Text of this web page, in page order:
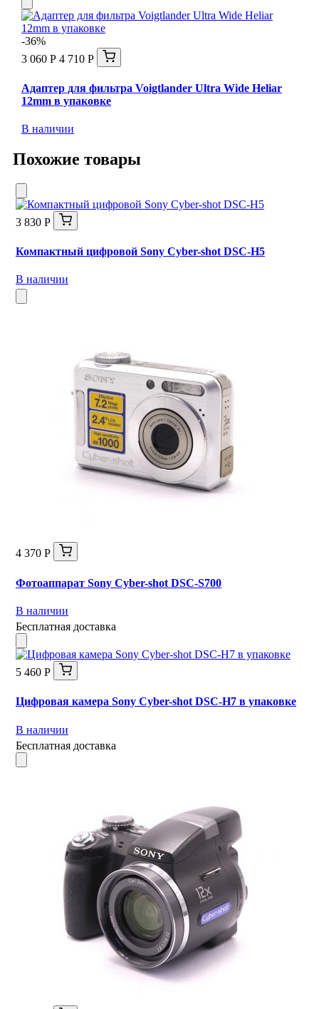
-36%
3 060 Р 4 710 Р
Адаптер для фильтра Voigtlander Ultra Wide Heliar
12mm в упаковке
В наличии
Похожие товары
3 830 Р
Компактный цифровой Sony Cyber-shot DSC-H5
В наличии
4 370 Р
Фотоаппарат Sony Cyber-shot DSC-S700
В наличии
Бесплатная доставка
5 460 Р
Цифровая камера Sony Cyber-shot DSC-H7 в упаковке
В наличии
Бесплатная доставка